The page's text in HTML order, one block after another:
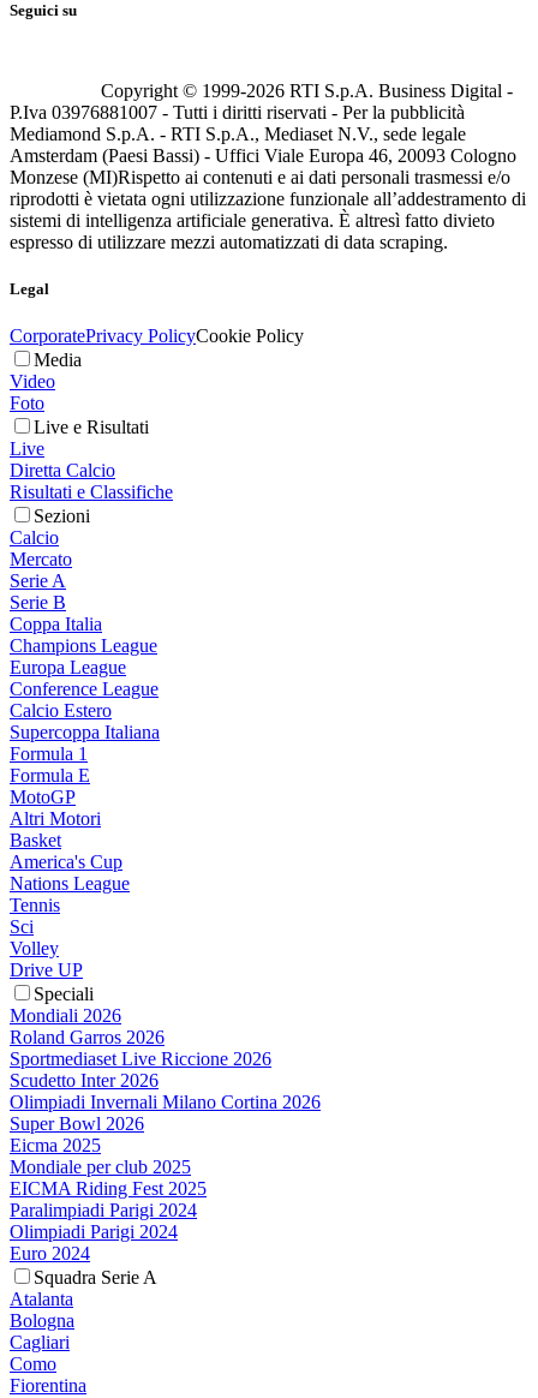
Seguici su
Copyright © 1999-2026 RTI S.p.A. Business Digital -
P.Iva 03976881007 - Tutti i diritti riservati - Per la pubblicità
Mediamond S.p.A. - RTI S.p.A., Mediaset N.V., sede legale
Amsterdam (Paesi Bassi) - Uffici Viale Europa 46, 20093 Cologno
Monzese (MI)Rispetto ai contenuti e ai dati personali trasmessi e/o
riprodotti è vietata ogni utilizzazione funzionale all’addestramento di
sistemi di intelligenza artificiale generativa. È altresì fatto divieto
espresso di utilizzare mezzi automatizzati di data scraping.
Legal
CorporatePrivacy PolicyCookie Policy
Media
Video
Foto
Live e Risultati
Live
Diretta Calcio
Risultati e Classifiche
Sezioni
Calcio
Mercato
Serie A
Serie B
Coppa Italia
Champions League
Europa League
Conference League
Calcio Estero
Supercoppa Italiana
Formula 1
Formula E
MotoGP
Altri Motori
Basket
America's Cup
Nations League
Tennis
Sci
Volley
Drive UP
Speciali
Mondiali 2026
Roland Garros 2026
Sportmediaset Live Riccione 2026
Scudetto Inter 2026
Olimpiadi Invernali Milano Cortina 2026
Super Bowl 2026
Eicma 2025
Mondiale per club 2025
EICMA Riding Fest 2025
Paralimpiadi Parigi 2024
Olimpiadi Parigi 2024
Euro 2024
Squadra Serie A
Atalanta
Bologna
Cagliari
Como
Fiorentina